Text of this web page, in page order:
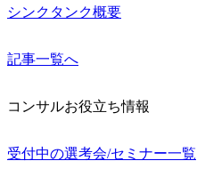
シンクタンク概要
記事一覧へ
コンサルお役立ち情報
受付中の選考会/セミナー一覧